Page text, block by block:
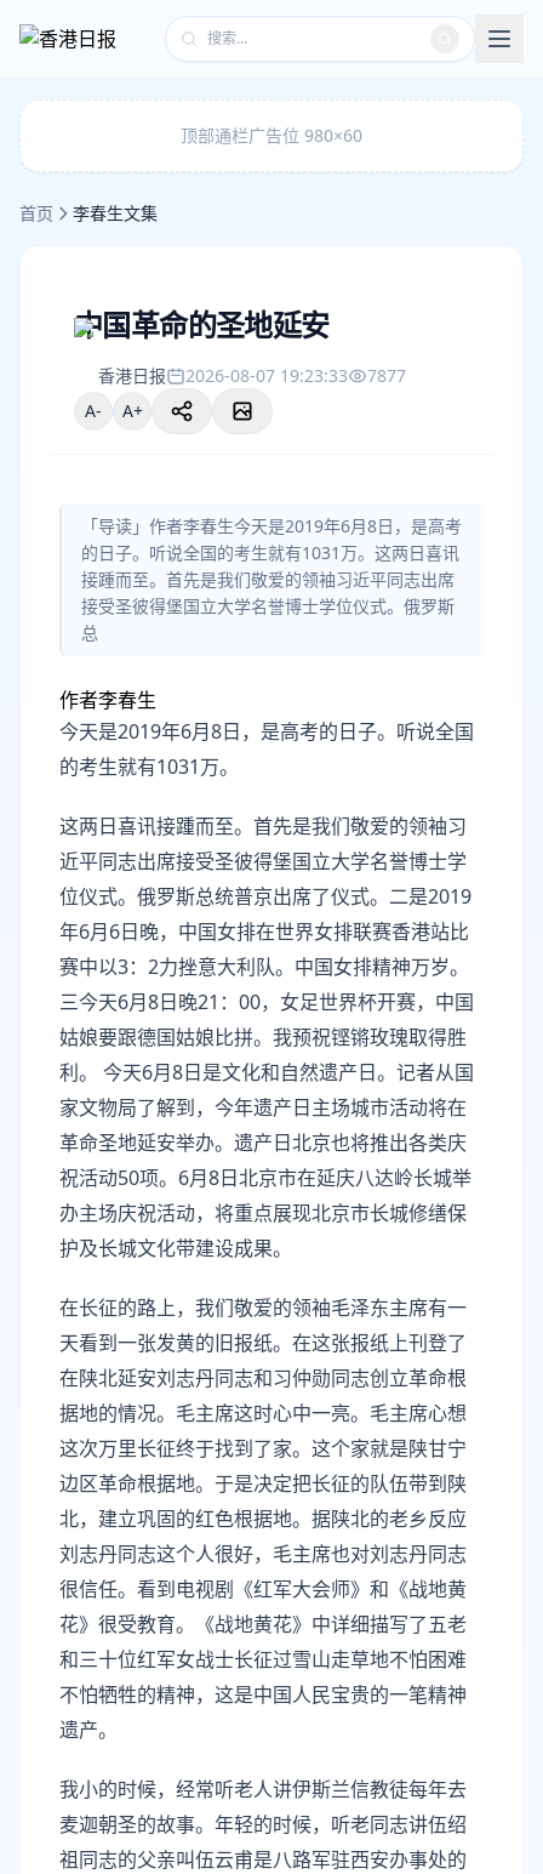
顶部通栏广告位 980×60
首页 李春生文集
中国革命的圣地延安
香港日报 2026-08-07 19:23:33
7877
A-
A+
「导读」作者李春生今天是2019年6月8日，是高考
的日子。听说全国的考生就有1031万。这两日喜讯
接踵而至。首先是我们敬爱的领袖习近平同志出席
接受圣彼得堡国立大学名誉博士学位仪式。俄罗斯
总
作者李春生
今天是2019年6月8日，是高考的日子。听说全国
的考生就有1031万。
这两日喜讯接踵而至。首先是我们敬爱的领袖习
近平同志出席接受圣彼得堡国立大学名誉博士学
位仪式。俄罗斯总统普京出席了仪式。二是2019
年6月6日晚，中国女排在世界女排联赛香港站比
赛中以3：2力挫意大利队。中国女排精神万岁。
三今天6月8日晚21：00，女足世界杯开赛，中国
姑娘要跟德国姑娘比拼。我预祝铿锵玫瑰取得胜
利。 今天6月8日是文化和自然遗产日。记者从国
家文物局了解到，今年遗产日主场城市活动将在
革命圣地延安举办。遗产日北京也将推出各类庆
祝活动50项。6月8日北京市在延庆八达岭长城举
办主场庆祝活动，将重点展现北京市长城修缮保
护及长城文化带建设成果。
在长征的路上，我们敬爱的领袖毛泽东主席有一
天看到一张发黄的旧报纸。在这张报纸上刊登了
在陕北延安刘志丹同志和习仲勋同志创立革命根
据地的情况。毛主席这时心中一亮。毛主席心想
这次万里长征终于找到了家。这个家就是陕甘宁
边区革命根据地。于是决定把长征的队伍带到陕
北，建立巩固的红色根据地。据陕北的老乡反应
刘志丹同志这个人很好，毛主席也对刘志丹同志
很信任。看到电视剧《红军大会师》和《战地黄
花》很受教育。《战地黄花》中详细描写了五老
和三十位红军女战士长征过雪山走草地不怕困难
不怕牺牲的精神，这是中国人民宝贵的一笔精神
遗产。
我小的时候，经常听老人讲伊斯兰信教徒每年去
麦迦朝圣的故事。年轻的时候，听老同志讲伍绍
祖同志的父亲叫伍云甫是八路军驻西安办事处的